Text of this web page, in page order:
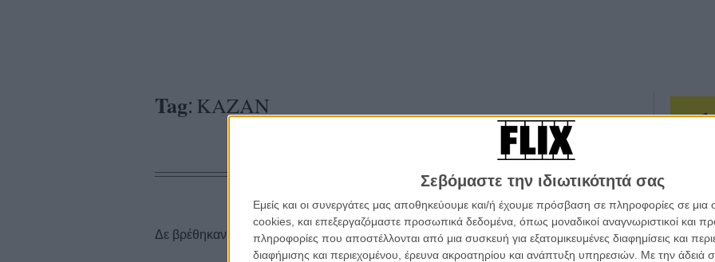
Σεβόμαστε την ιδιωτικότητά σας
Εμείς και οι συνεργάτες μας αποθηκεύουμε και/ή έχουμε πρόσβαση σε πληροφορίες σε
cookies, και επεξεργαζόμαστε προσωπικά δεδομένα, όπως μοναδικοί αναγνωριστικοί και
πληροφορίες που αποστέλλονται από μια συσκευή για εξατομικευμένες διαφημίσεις και
διαφήμισης και περιεχομένου, έρευνα ακροατηρίου και ανάπτυξη υπηρεσιών. Με την άδειά
Tag: ΚΑΖΑΝ
ΤΑΙΝΙΕΣ
Δε βρέθηκαν σχετικές κριτικές ταινιών.
Η
σε